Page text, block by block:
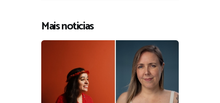
Mais noticias